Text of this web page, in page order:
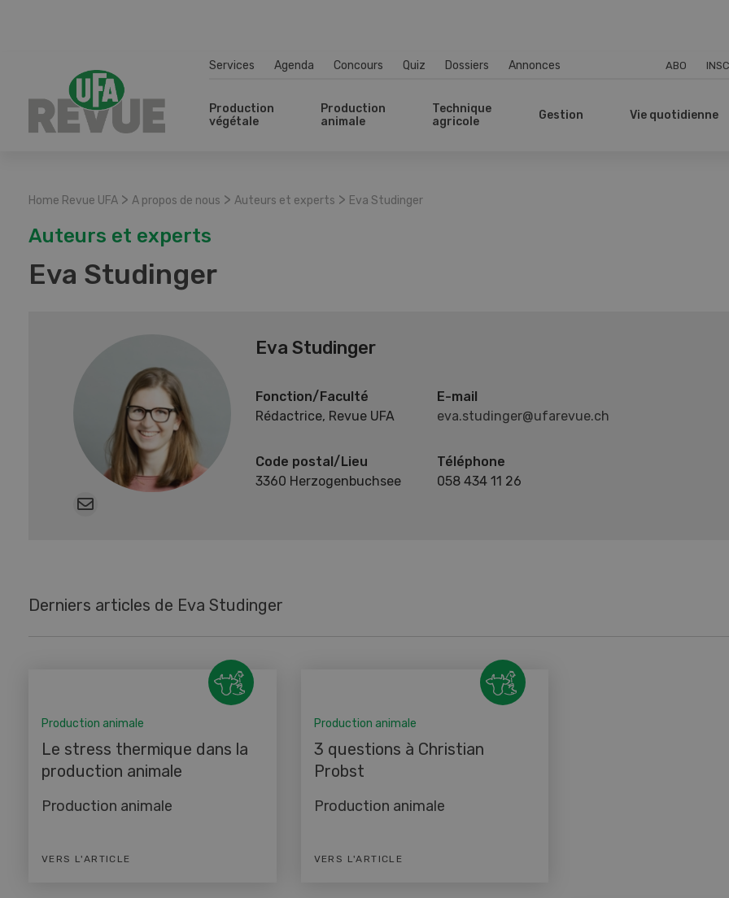
Services Agenda Concours Quiz Dossiers Annonces ABO
Production
végétale
Production
animale
Technique
agricole
Gestion Vie quotidienne
Home Revue UFA > A propos de nous > Auteurs et experts > Eva Studinger
Auteurs et experts
Eva Studinger
Eva Studinger
Fonction/Faculté
Rédactrice, Revue UFA
E-mail
eva.studinger@ufarevue.ch
Code postal/Lieu
3360 Herzogenbuchsee
Téléphone
058 434 11 26
Derniers articles de Eva Studinger
Production animale
Le stress thermique dans la
production animale
Production animale
VERS L'ARTICLE
Production animale
3 questions à Christian
Probst
Production animale
VERS L'ARTICLE